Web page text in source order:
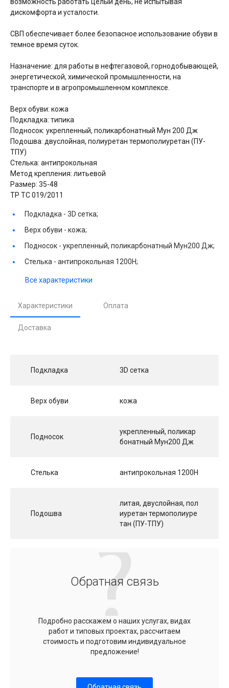
дискомфорта и усталости.
СВП обеспечивает более безопасное использование обуви в
темное время суток.
Назначение: для работы в нефтегазовой, горнодобывающей,
энергетической, химической промышленности, на
транспорте и в агропромышленном комплексе.
Верх обуви: кожа
Подкладка: типика
Подносок: укрепленный, поликарбонатный Мун 200 Дж
Подошва: двуслойная, полиуретан термополиуретан (ПУ-
ТПУ)
Стелька: антипрокольная
Метод крепления: литьевой
Размер: 35-48
ТР ТС 019/2011
Подкладка - 3D сетка;
Верх обуви - кожа;
Подносок - укрепленный, поликарбонатный Мун200 Дж;
Стелька - антипрокольная 1200Н;
Все характеристики
Характеристики Оплата
Доставка
Подкладка 3D сетка
Верх обуви кожа
Подносок
укрепленный, поликар
бонатный Мун200 Дж
Стелька антипрокольная 1200Н
Подошва
литая, двуслойная, пол
иуретан термополиуре
тан (ПУ-ТПУ)
Обратная связь
Подробно расскажем о наших услугах, видах
работ и типовых проектах, рассчитаем
стоимость и подготовим индивидуальное
предложение!